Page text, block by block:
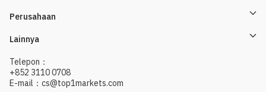
Perusahaan
Lainnya
Telepon：
+852 3110 0708
E-mail：cs@top1markets.com